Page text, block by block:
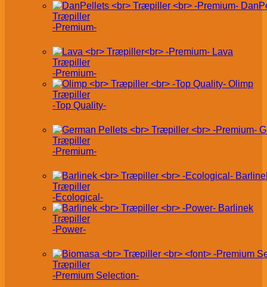
Træpiller
-Premium-
Lava
Træpiller
-Premium-
Olimp
Træpiller
-Top Quality-
Træpiller
-Premium-
Træpiller
-Ecological-
Barlinek
Træpiller
-Power-
Træpiller
-Premium Selection-